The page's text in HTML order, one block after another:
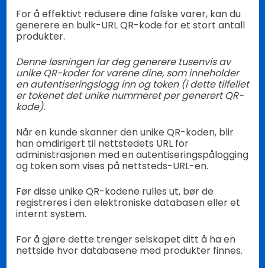
For å effektivt redusere dine falske varer, kan du
generere en bulk-URL QR-kode for et stort antall
produkter.
Denne løsningen lar deg generere tusenvis av
unike QR-koder for varene dine, som inneholder
en autentiseringslogg inn og token (i dette tilfellet
er tokenet det unike nummeret per generert QR-
kode).
Når en kunde skanner den unike QR-koden, blir
han omdirigert til nettstedets URL for
administrasjonen med en autentiseringspålogging
og token som vises på nettsteds-URL-en.
Før disse unike QR-kodene rulles ut, bør de
registreres i den elektroniske databasen eller et
internt system.
For å gjøre dette trenger selskapet ditt å ha en
nettside hvor databasene med produkter finnes.